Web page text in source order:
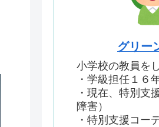
グリー
小学校の教員を
・学級担任１６
・現在、特別支
障害）
・特別支援コー